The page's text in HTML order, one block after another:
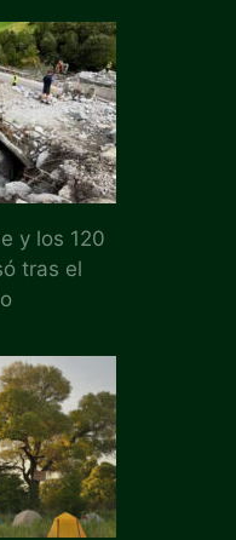
y los 120
tras el